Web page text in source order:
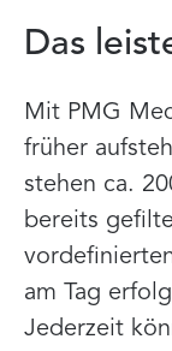
Das
Mit PMG
früher
stehen ca.
bereits
am Tag
Jederzeit